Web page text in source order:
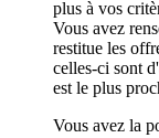
plus à vos
Vous avez
restitue les
celles-ci sont
est le plus
Vous avez la